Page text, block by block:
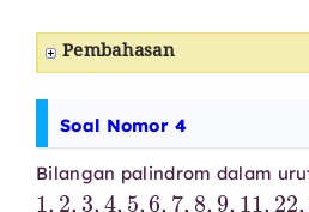
Pembahasan
Soal Nomor 4
Bilangan palindrom dalam
1,2,3,4, 5,6,7,8,9, 11,22,33